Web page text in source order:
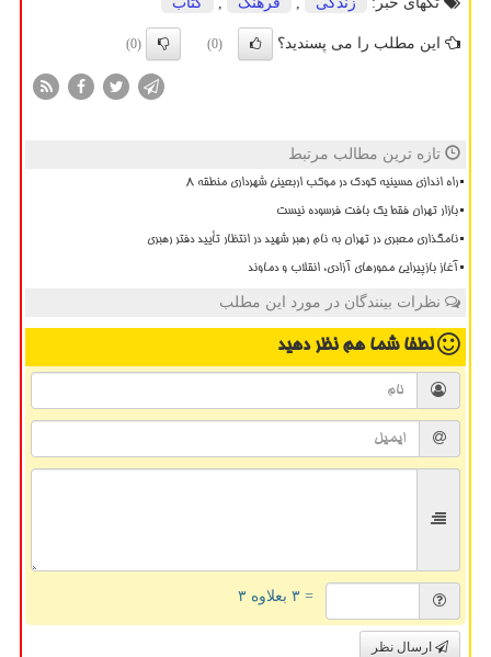
این مطلب را می پسندید؟ (0)
(0)
تازه ترین مطالب مرتبط
راه اندازی حسینیه کودک در موکب اربعینی شهرداری منطقه ۸
بازار تهران فقط یک بافت فرسوده نیست
نامگذاری معبری در تهران به نام رهبر شهید در انتظار تأیید دفتر رهبری
آغاز بازپیرایی محورهای آزادی، انقلاب و دماوند
نظرات بینندگان در مورد این مطلب
لطفا شما همنظر دهید
= ۳ بعلاوه ۳
ارسال نظر